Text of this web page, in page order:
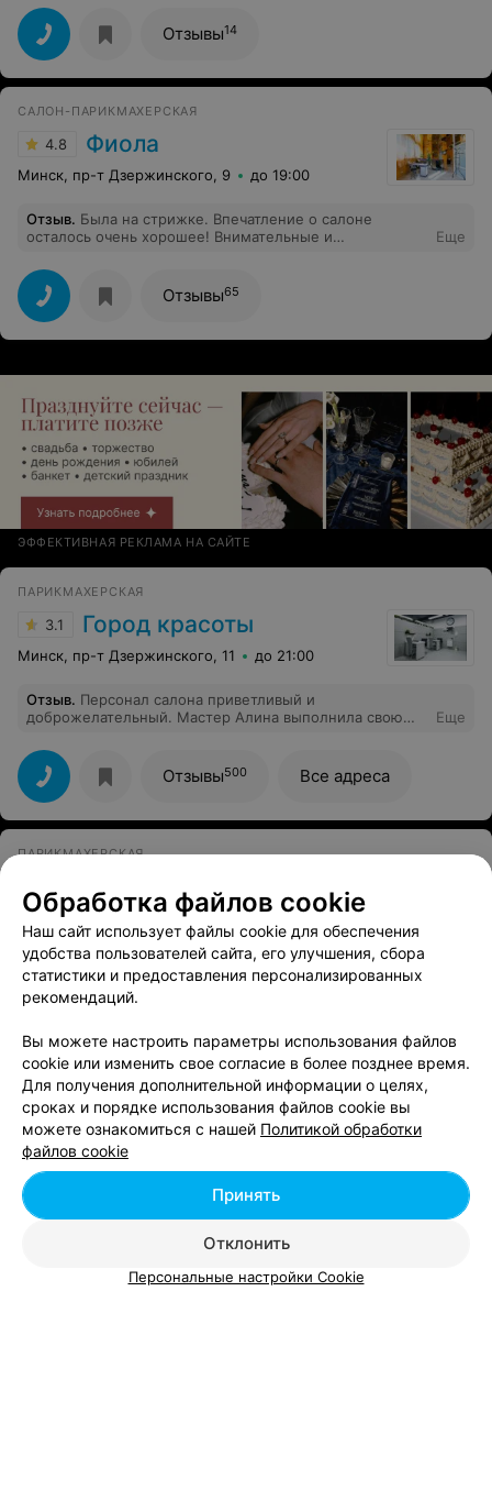
...ее предложения по поводу перевоплощения
(колорирования)попадают в самую точку...да и не
только,она профессионально выполнит
стрижку,укладку...выходя от нее чувствуешь себя на 10
лет моложе...Спасибо огромное!!!
Отзывы14
САЛОН-ПАРИКМАХЕРСКАЯ
4.8 Фиола
Минск, пр-т Дзержинского, 9 до 19:00
Отзыв. Была на стрижке. Впечатление о салоне
осталось очень хорошее! Внимательные и
расслабляющая атмосфера. Спасибо))
Еще
Отзывы65
ЭФФЕКТИВНАЯ РЕКЛАМА НА САЙТЕ
ПАРИКМАХЕРСКАЯ
3.1 Город красоты
Минск, пр-т Дзержинского, 11 до 21:00
Отзыв. Персонал салона приветливый и
доброжелательный. Мастер Алина выполнила свою
результатом)))
Еще
Отзывы500 Все адреса
ПАРИКМАХЕРСКАЯ
Пчелка
Минск, ул. Грушевская, 136 Выходной
Смотрите также
Мелирование волос в м-р Грушевка в Минске
Стрижка волос в м-р Грушевка в Минске
Детские стрижки в м-р Грушевка в Минске
Обработка файлов cookie
Наш сайт использует файлы cookie для обеспечения
удобства пользователей сайта, его улучшения, сбора
статистики и предоставления персонализированных
рекомендаций.
Вы можете настроить параметры использования файлов
cookie или изменить свое согласие в более позднее время.
Для получения дополнительной информации о целях,
сроках и порядке использования файлов cookie вы
можете ознакомиться с нашей Политикой обработки
файлов cookie
Отклонить
Принять
Персональные настройки Cookie